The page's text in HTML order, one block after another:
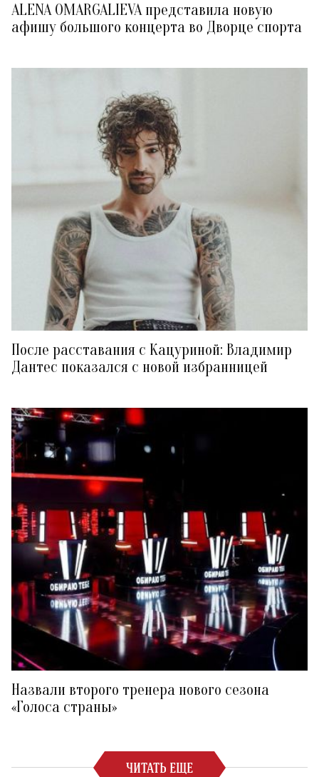
ALENA OMARGALIEVA представила новую
афишу большого концерта во Дворце спорта
После расставания с Кацуриной: Владимир
Дантес показался с новой избранницей
Назвали второго тренера нового сезона
«Голоса страны»
ЧИТАТЬ ЕЩЕ